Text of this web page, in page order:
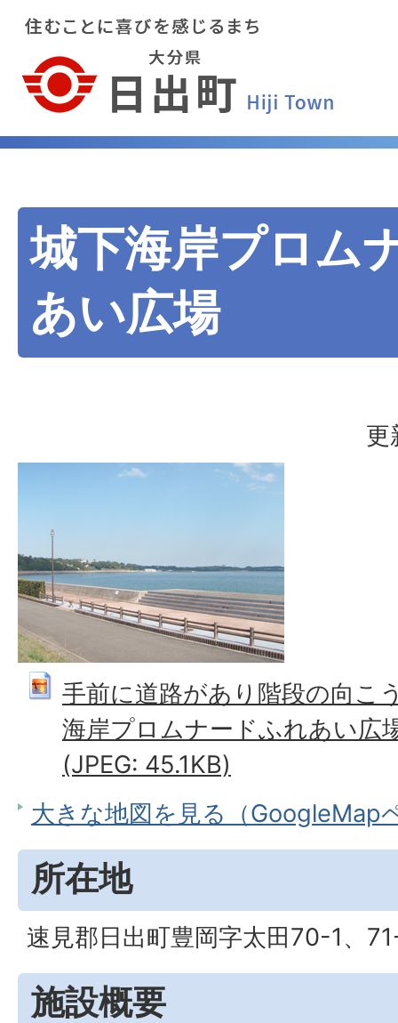
城下海岸プロム
あい広場
更
手前に道路があり階段の向こ
海岸プロムナードふれあい広
(JPEG: 45.1KB)
大きな地図を見る（GoogleMap
所在地
速見郡日出町豊岡字太田70-1、
施設概要